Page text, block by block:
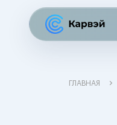
ГЛАВНАЯ